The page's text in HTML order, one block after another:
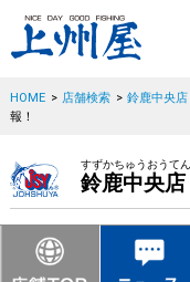
HOME > 店舗検索 > 鈴鹿中央店
報！
すずかちゅうおうてん
鈴鹿中央店